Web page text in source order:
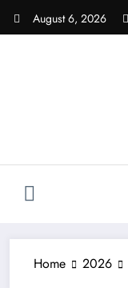
August 6, 2026
Home 2026